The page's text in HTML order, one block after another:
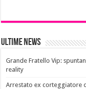
Ultime News
Grande Fratello Vip:
reality
Arrestato ex corteggiatore